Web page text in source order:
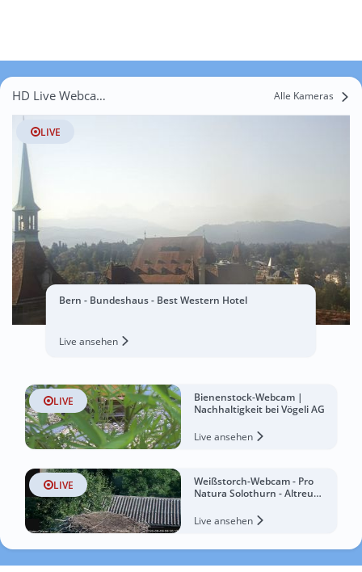
HD Live Webcams Untere Breitlohn Alle Kameras
LIVE
Bern - Bundeshaus - Best Western Hotel
Live ansehen
LIVE
Bienenstock-Webcam |
Nachhaltigkeit bei Vögeli AG
Live ansehen
LIVE
Weißstorch-Webcam - Pro
Natura Solothurn - Altreu
Live ansehen